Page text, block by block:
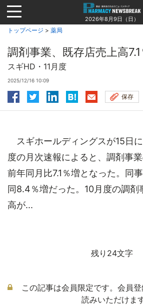
Jump
to
navigation
2026年8月9日（日）
トップページ > 薬局
調剤事業、既存店売上高7.1
スギHD・11月度
2025/12/16 10:09
保存
スギホールディングスが15日に
度の月次速報によると、調剤事
前年同月比7.1％増となった。同
同8.4％増だった。10月度の調剤
高が...
残り24文字
この記事は会員限定です。会員
読みいただけます